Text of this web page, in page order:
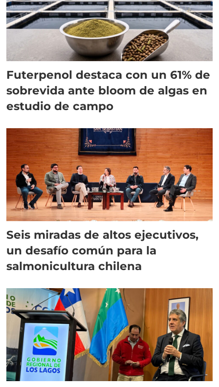
Futerpenol destaca con un 61% de
sobrevida ante bloom de algas en
estudio de campo
Seis miradas de altos ejecutivos,
un desafío común para la
salmonicultura chilena